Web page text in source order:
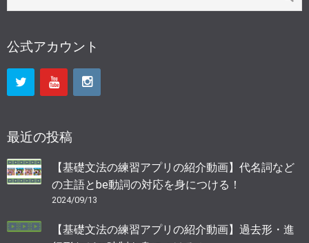
公式アカウント
最近の投稿
【基礎文法の練習アプリの紹介動画】代名詞など
の主語とbe動詞の対応を身につける！
2024/09/13
【基礎文法の練習アプリの紹介動画】過去形・進